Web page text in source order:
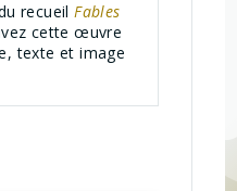
recueilFables
cette œuvre
texte et image